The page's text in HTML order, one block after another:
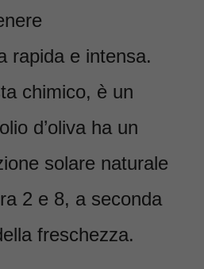
rapida e intensa.
chimico, è un
d’oliva ha un
solare naturale
2 e 8, a seconda
freschezza.